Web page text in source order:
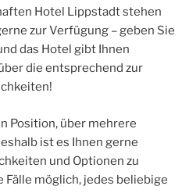
Hotel Lippstadt stehen
zur Verfügung – geben Sie
das Hotel gibt Ihnen
die entsprechend zur
Position, über mehrere
ist es Ihnen gerne
und Optionen zu
Fälle möglich, jedes beliebige